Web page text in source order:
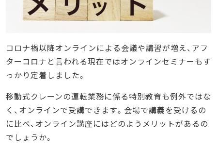
コロナ禍以降オンラインによる会議や講習が増え、アフ
ターコロナと言われる現在ではオンラインセミナーもす
っかり定着しました。
移動式クレーンの運転業務に係る特別教育も例外ではな
く、オンラインで受講できます。会場で講義を受けるの
に比べ、オンライン講座にはどのようメリットがあるの
でしょうか。